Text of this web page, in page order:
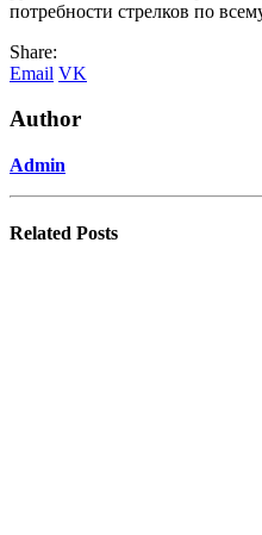
потребности стрелков по
Share:
Email VK
Author
Admin
Related Posts